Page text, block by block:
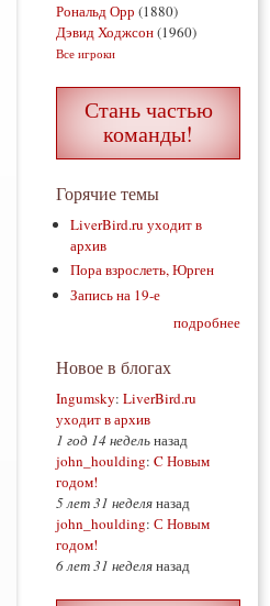
Рональд Орр (1880)
Дэвид Ходжсон(1960)
Все игроки
Стань частью
команды!
Горячие темы
LiverBird.ru уходит в
архив
Пора взрослеть, Юрген
Запись на 19-е
подробнее
Новое в блогах
Ingumsky: LiverBird.ru
уходит в архив
1 год 14 недельназад
john_houlding: C Новым
годом!
5 лет 31 неделяназад
john_houlding: С Новым
годом!
6 лет 31 неделяназад